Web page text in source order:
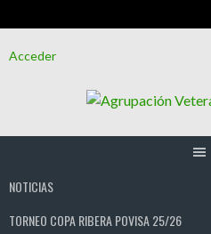
alAcceder
NOTICIAS
TORNEO COPA RIBERA POVISA 25/26